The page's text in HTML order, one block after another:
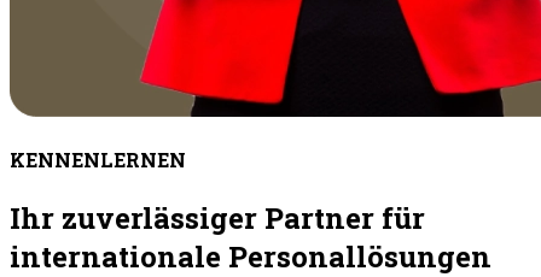
KENNENLERNEN
Ihr zuverlässiger Partner für
internationale Personallösungen